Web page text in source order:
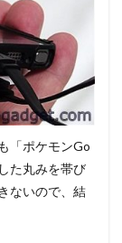
「ポケモンGo
た丸みを帯び
ないので、結